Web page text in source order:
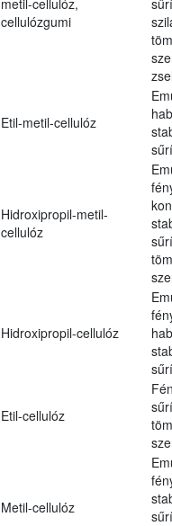
cellulózgumi
Etil-metil-cellulóz
Hidroxipropil-metil-
cellulóz
Hidroxipropil-cellulóz
Etil-cellulóz
Metil-cellulóz